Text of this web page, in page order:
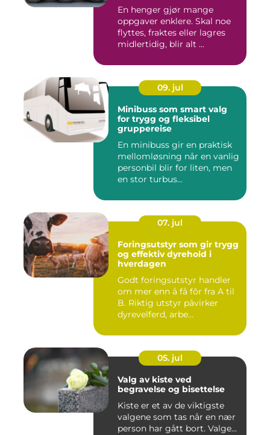
En henger gjør mange
oppgaver enklere. Skal noe
flyttes, fraktes eller lagres
midlertidig, blir alt ...
09. jul
Minibuss som smart valg
for trygg og fleksibel
gruppereise
En minibuss gir en praktisk
mellomløsning når en vanlig
personbil blir for liten, men
en stor turbus...
07. jul
Foringsutstyr som gir trygg
og effektiv dyrehold i
hverdagen
Godt foringsutstyr handler
om mer enn å få fôr fra A til
B. Riktig utstyr påvirker
dyrevelferd, arbe...
05. jul
Valg av kiste ved
begravelse og bisettelse
Kiste er et av de viktigste
valgene som tas når en nær
person har gått bort. Valge...